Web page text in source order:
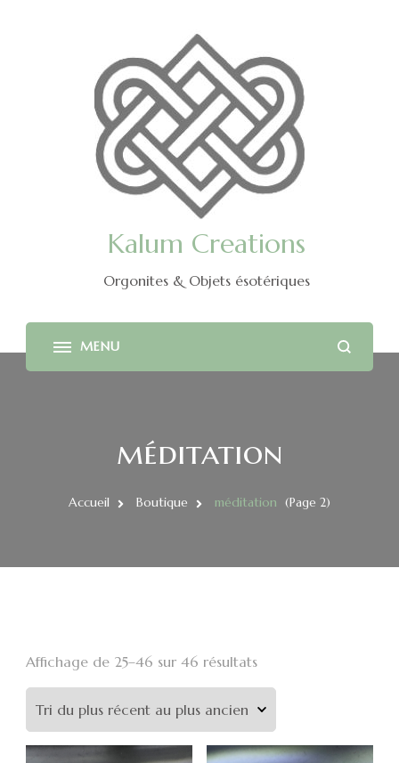
Kalum Creations
Orgonites & Objets ésotériques
méditation
Accueil Boutique méditation (Page 2)
Affichage de 25–46 sur 46 résultats